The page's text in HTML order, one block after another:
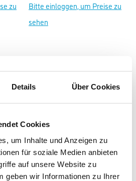
Details Über Cookies
Cookies
um Inhalte und Anzeigen zu
für soziale Medien anbieten
auf unsere Website zu
geben wir Informationen zu Ihrer
zu
Bitte einloggen, um Preise zu
sehen
WD Flachpinsel S
Weitere Varianten verfügbar